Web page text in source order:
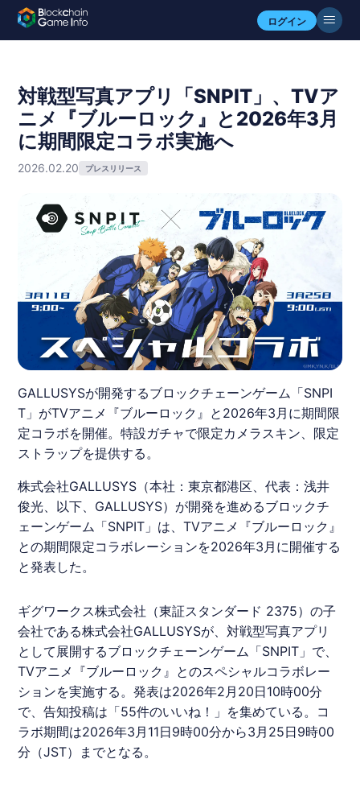
ログイン
対戦型写真アプリ「SNPIT」、TVア
ニメ『ブルーロック』と2026年3月
に期間限定コラボ実施へ
2026.02.20 プレスリリース
GALLUSYSが開発するブロックチェーンゲーム「SNPI
T」がTVアニメ『ブルーロック』と2026年3月に期間限
定コラボを開催。特設ガチャで限定カメラスキン、限定
ストラップを提供する。
株式会社GALLUSYS （本社：東京都港区、代表：浅井
俊光、以下、 GALLUSYS）が開発を進めるブロックチ
ェーンゲーム「SNPIT 」は、TVアニメ『ブルーロック 』
との期間限定コラボレーションを2026年3月に開催する
と発表した。
ギグワークス株式会社（東証スタンダード 2375）の子
会社である株式会社GALLUSYSが、対戦型写真アプリ
として展開するブロックチェーンゲーム「SNPIT 」で、
TVアニメ『ブルーロック 』とのスペシャルコラボレー
ションを実施する。発表は2026年2月20日10時00分
で、告知投稿は「55件のいいね！」を集めている。 コ
ラボ期間は2026年3月11日9時00分から3月25日9時00
分（JST）までとなる。